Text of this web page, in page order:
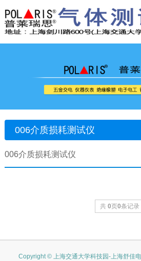
006介质损耗测试仪
006介质损耗测试仪
共0页0条记录
Copyright © 上海交通大学科技园-上海舒佳